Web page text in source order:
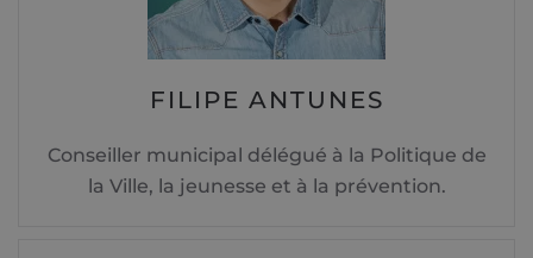
FILIPE ANTUNES
Conseiller municipal délégué à la Politique de
la Ville, la jeunesse et à la prévention.